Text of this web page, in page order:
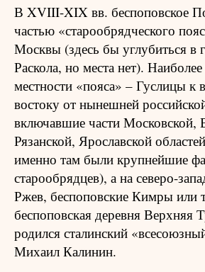
В XVIII-XIX вв. беспоповское
частью «старообрядческого
Москвы (здесь бы углубиться в
Раскола, но места нет).
местности «пояса» – Гуслицы к
востоку от нынешней
включавшие части Московской,
Рязанской, Ярославской
именно там были крупнейшие
старообрядцев), а на северо-
Ржев, беспоповские Кимры или
беспоповская деревня Верхняя
родился сталинский
Михаил Калинин.